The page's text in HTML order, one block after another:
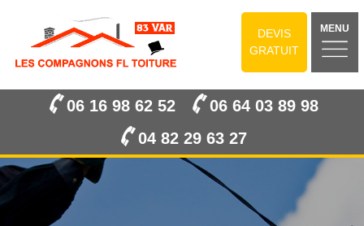
DEVIS
GRATUIT
MENU
06 16 98 62 52
06 64 03 89 98
04 82 29 63 27